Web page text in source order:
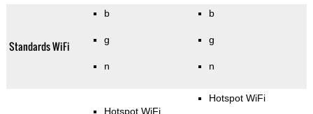
Standards WiFi
b
g
n
b
g
n
Hotspot WiFi
Hotspot WiFi